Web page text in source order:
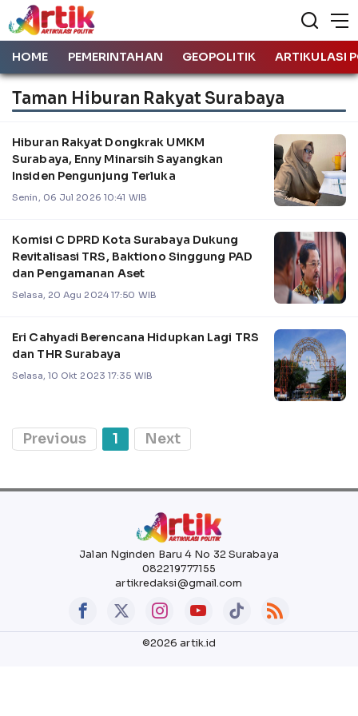
HOME PEMERINTAHAN GEOPOLITIK ARTIKULASI
Taman Hiburan Rakyat Surabaya
Hiburan Rakyat Dongkrak UMKM
Surabaya, Enny Minarsih Sayangkan
Insiden Pengunjung Terluka
Senin, 06 Jul 2026 10:41 WIB
Komisi C DPRD Kota Surabaya Dukung
Revitalisasi TRS, Baktiono Singgung PAD
dan Pengamanan Aset
Selasa, 20 Agu 2024 17:50 WIB
Eri Cahyadi Berencana Hidupkan Lagi TRS
dan THR Surabaya
Selasa, 10 Okt 2023 17:35 WIB
Previous 1 Next
Jalan Nginden Baru 4 No 32 Surabaya
082219777155
artikredaksi@gmail.com
©2026 artik.id